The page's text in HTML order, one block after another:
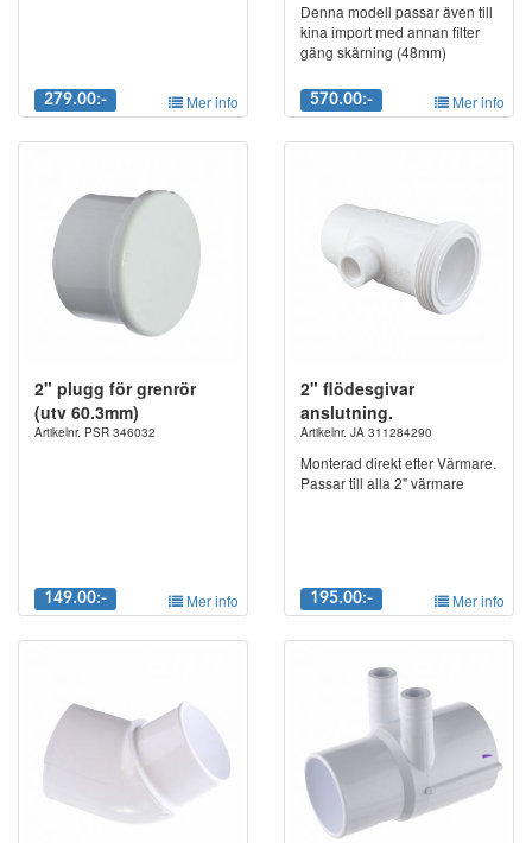
279.00:- Mer info
Denna modell passar även till
kina import med annan filter
gäng skärning (48mm)
570.00:- Mer info
2" plugg för grenrör
(utv 60.3mm)
Artikelnr. PSR 346032
149.00:- Mer info
2" flödesgivar
anslutning.
Artikelnr. JA 311284290
Monterad direkt efter Värmare.
Passar till alla 2" värmare
195.00:- Mer info